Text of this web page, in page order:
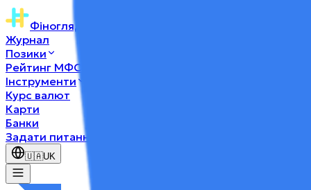
Фіногляд
Журнал
Позики
Рейтинг МФО
Інструменти
Курс валют
Карти
Банки
Задати питання
🇺🇦UK